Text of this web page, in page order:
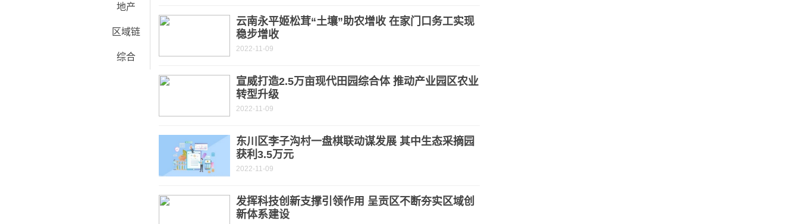
地产
区域链
综合
云南永平姬松茸“土壤”助农增收 在家门口务工实现
稳步增收
2022-11-09
宣威打造2.5万亩现代田园综合体 推动产业园区农业
转型升级
2022-11-09
东川区李子沟村一盘棋联动谋发展 其中生态采摘园
获利3.5万元
2022-11-09
发挥科技创新支撑引领作用 呈贡区不断夯实区域创
新体系建设